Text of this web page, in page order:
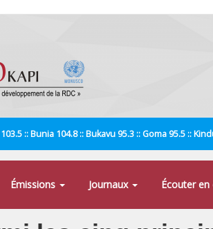
:: Bunia 104.8 :: Bukavu 95.3 :: Goma 95.5 ::
Émissions Journaux Écouter en